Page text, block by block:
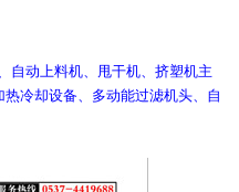
自动上料机、甩干机、挤塑机主
冷却设备、多动能过滤机头、自